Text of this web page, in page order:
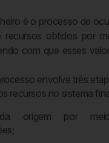
é o processo de
recursos obtidos por
com que esses
envolve três
recursos no sistema
origem por